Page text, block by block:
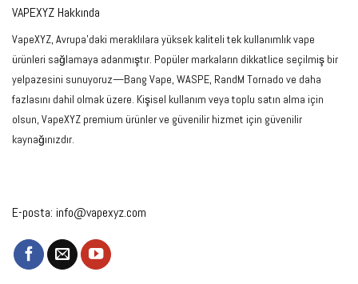
VAPEXYZ Hakkında
VapeXYZ, Avrupa'daki meraklılara yüksek kaliteli tek kullanımlık vape
ürünleri sağlamaya adanmıştır. Popüler markaların dikkatlice seçilmiş bir
yelpazesini sunuyoruz—Bang Vape, WASPE, RandM Tornado ve daha
fazlasını dahil olmak üzere. Kişisel kullanım veya toplu satın alma için
olsun, VapeXYZ premium ürünler ve güvenilir hizmet için güvenilir
kaynağınızdır.
E-posta: info@vapexyz.com